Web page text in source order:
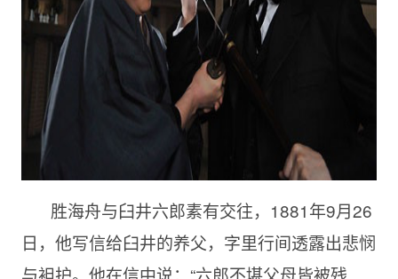
胜海舟与臼井六郎素有交往，1881年9月26
日，他写信给臼井的养父，字里行间透露出悲悯
与袒护。他在信中说：“六郎不堪父母皆被残